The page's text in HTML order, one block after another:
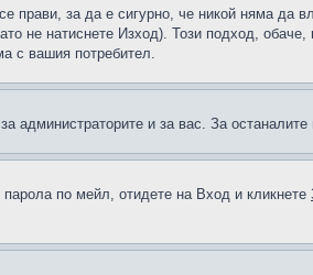
прави, за да е сигурно, че никой няма да
не натиснете Изход). Този подход,
с вашия потребител.
и за вас. За останалите
по мейл, отидете на Вход и кликнете